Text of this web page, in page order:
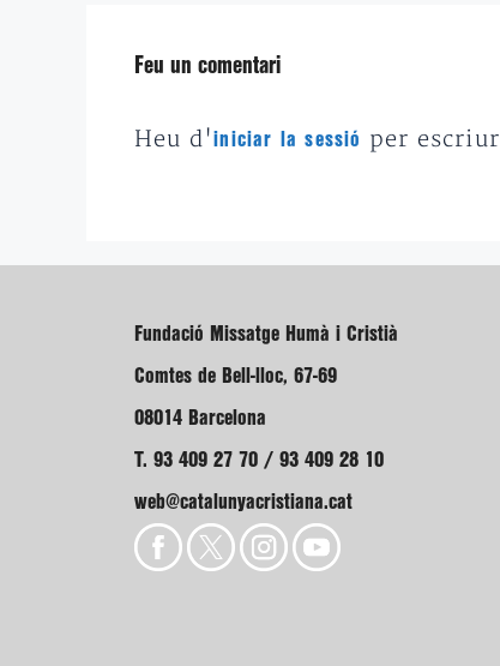
Feu un comentari
Heu d'iniciar la sessió per
Fundació Missatge Humà i Cristià
Comtes de Bell-lloc, 67-69
08014 Barcelona
T. 93 409 27 70 / 93 409 28 10
web@catalunyacristiana.cat